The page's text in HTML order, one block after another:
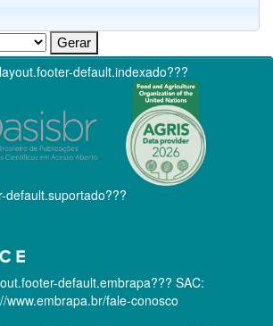
default.indexado???
default.suportado???
default.embrapa??? SAC:
www.embrapa.br/fale-conosco